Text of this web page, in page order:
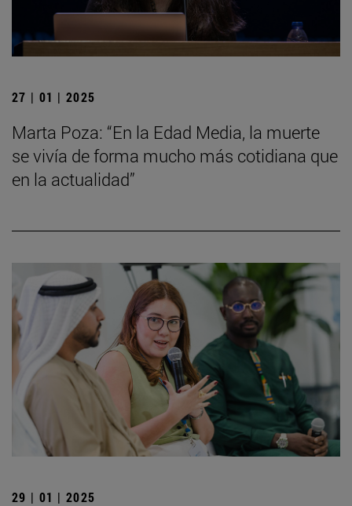
27 | 01 | 2025
Marta Poza: “En la Edad Media, la muerte
se vivía de forma mucho más cotidiana que
en la actualidad”
29 | 01 | 2025